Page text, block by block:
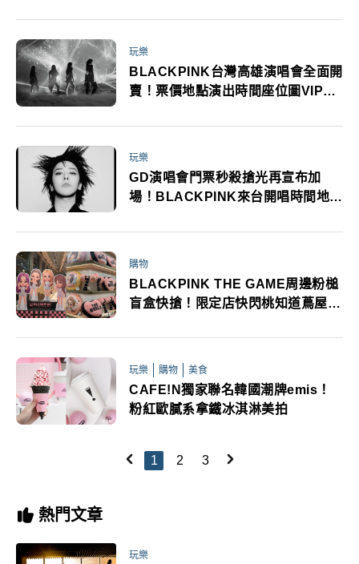
玩樂
BLACKPINK台灣高雄演唱會全面開
賣！票價地點演出時間座位圖VIP專
玩樂
GD演唱會門票秒殺搶光再宣布加
場！BLACKPINK來台開唱時間地點
購物
BLACKPINK THE GAME周邊粉槌
盲盒快搶！限定店快閃桃知道蔦屋書
玩樂 購物 美食
CAFE!N獨家聯名韓國潮牌emis！
粉紅歐膩系拿鐵冰淇淋美拍
1 2 3
熱門文章
玩樂